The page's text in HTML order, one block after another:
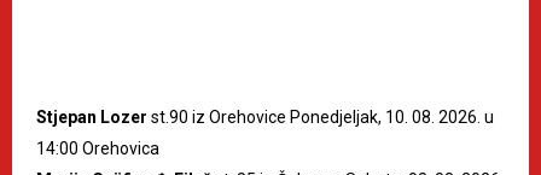
Stjepan Lozer st.90 iz Orehovice Ponedjeljak, 10. 08. 2026. u
14:00 Orehovica